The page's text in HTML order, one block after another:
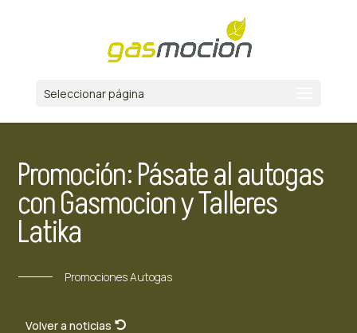
Seleccionar página
Promoción: Pásate al autogas
con Gasmocion y Talleres
Latika
Promociones Autogas
Volver a noticias